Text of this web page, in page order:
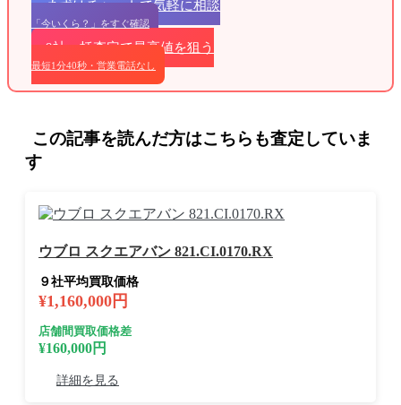
まずはチャットで気軽に相談
「今いくら？」をすぐ確認
9社一括査定で最高値を狙う
最短1分40秒・営業電話なし
この記事を読んだ方はこちらも査定していま
す
ウブロ スクエアバン 821.CI.0170.RX
９社平均買取価格
¥1,160,000円
店舗間買取価格差
¥160,000円
詳細を見る